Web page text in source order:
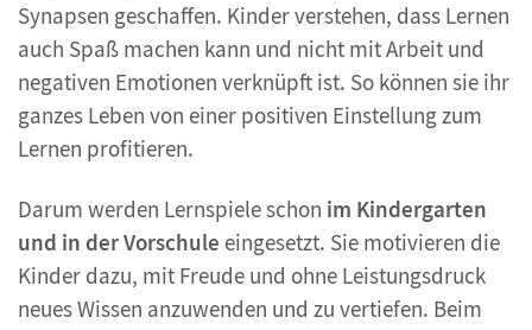
Synapsen geschaffen. Kinder verstehen, dass Lernen
auch Spaß machen kann und nicht mit Arbeit und
negativen Emotionen verknüpft ist. So können sie ihr
ganzes Leben von einer positiven Einstellung zum
Lernen profitieren.
Darum werden Lernspiele schon im Kindergarten
und in der Vorschule eingesetzt. Sie motivieren die
Kinder dazu, mit Freude und ohne Leistungsdruck
neues Wissen anzuwenden und zu vertiefen. Beim